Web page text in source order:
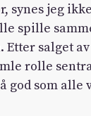
synes jeg
spille
Etter salget
rolle
god som alle